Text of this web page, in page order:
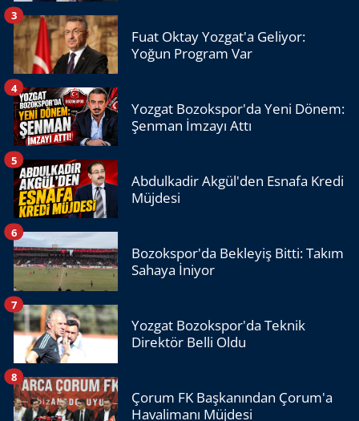
Fuat Oktay Yozgat'a Geliyor:
Yoğun Program Var
3
Yozgat Bozokspor'da Yeni Dönem:
Şenman İmzayı Attı
4
Abdulkadir Akgül'den Esnafa Kredi
Müjdesi
5
Bozokspor'da Bekleyiş Bitti: Takım
Sahaya İniyor
6
Yozgat Bozokspor'da Teknik
Direktör Belli Oldu
7
Çorum FK Başkanından Çorum'a
Havalimanı Müjdesi
8